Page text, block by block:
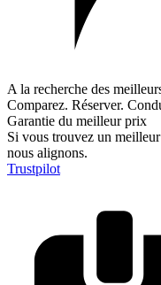
A la recherche des
Comparez. Réserver.
Garantie du meilleur prix
Si vous trouvez un
nous alignons.
Trustpilot